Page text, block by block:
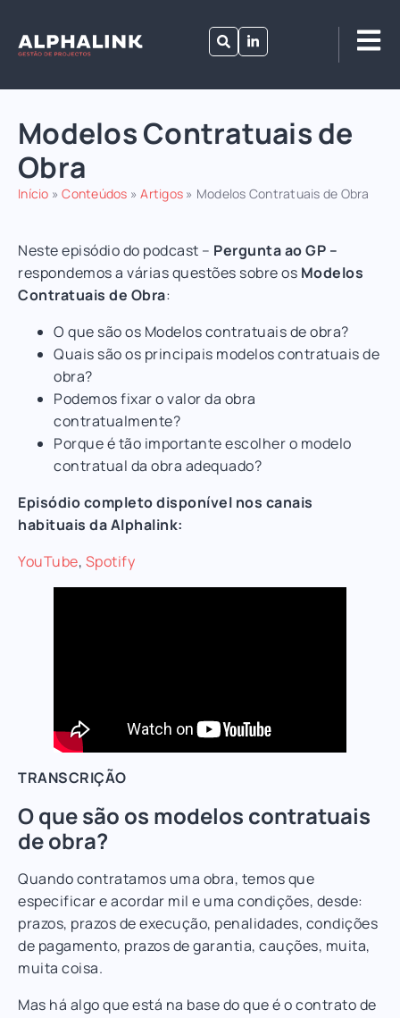
Modelos Contratuais de
Obra
Início »Conteúdos »Artigos » Modelos Contratuais de Obra
Neste episódio do podcast – Pergunta ao GP –
respondemos a várias questões sobre os Modelos
Contratuais de Obra:
O que são os Modelos contratuais de obra?
Quais são os principais modelos contratuais de
obra?
Podemos fixar o valor da obra
contratualmente?
Porque é tão importante escolher o modelo
contratual da obra adequado?
Episódio completo disponível nos canais
habituais da Alphalink:
YouTube, Spotify
TRANSCRIÇÃO
O que são os modelos contratuais
de obra?
Quando contratamos uma obra, temos que
especificar e acordar mil e uma condições, desde:
prazos, prazos de execução, penalidades, condições
de pagamento, prazos de garantia, cauções, muita,
muita coisa.
Mas há algo que está na base do que é o contrato de